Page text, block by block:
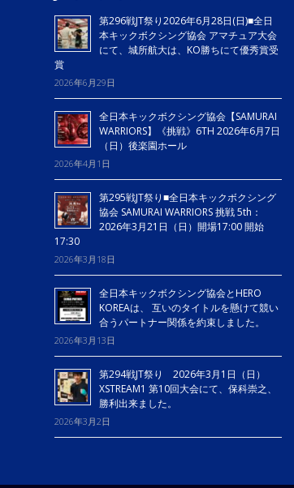
第296戦JT祭り2026年6月28日(日)■全日
本キックボクシング協会 アマチュア大会
にて、城所航大は、KO勝ちにて優秀賞受
賞
2026年6月29日
全日本キックボクシング協会【SAMURAI
WARRIORS】《挑戦》6TH 2026年6月7日
（日）後楽園ホール
2026年4月1日
第295戦JT祭り■全日本キックボクシング
協会 SAMURAI WARRIORS 挑戦 5th：
2026年3月21日（日）開場17:00 開始
17:30
2026年3月18日
全日本キックボクシング協会とHERO
KOREAは、 互いのタイトルを懸けて競い
合うパートナー関係を約束しました。
2026年3月13日
第294戦JT祭り 2026年3月1日（日）
XSTREAM1 第10回大会にて、保科崇之、
勝利出来ました。
2026年3月2日